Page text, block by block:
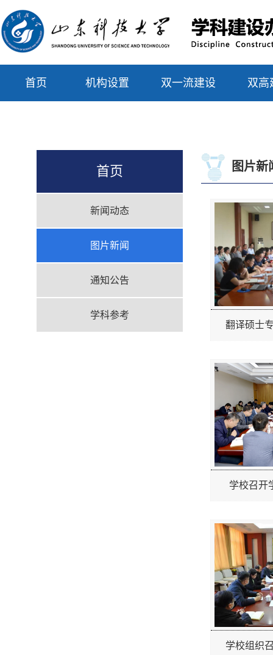
首页 机构设置 双一流建设 双高
首页
新闻动态
图片新闻
通知公告
学科参考
图片新
翻译硕士
学校召开
学校组织